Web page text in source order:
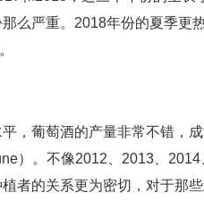
么严重。2018年份的夏季更
，葡萄酒的产量非常不错，
）。不像2012、2013、
者的关系更为密切，对于那